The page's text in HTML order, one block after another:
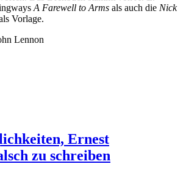
A Farewell to Arms als auch die Nick
Vorlage.
Lennon
Ernest
zu schreiben